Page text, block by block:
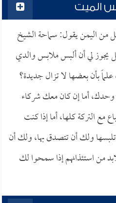
الميت
من اليمن يقول: سماحة الشيخ
يجوز لي أن ألبس ملابس والدي
بأن بعضها لا تزال جديدة؟
أما إن كان معك شركاء
مع التركة كلها، أما إذا كنت
ولك أن تتصدق بها، ولك أن
من استئذانهم إذا سمحوا لك